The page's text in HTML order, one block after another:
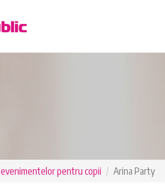
pentru copii Arina Party